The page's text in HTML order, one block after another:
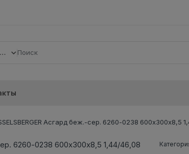
Все категории
Асгард беж.-сер. 6260-0238 600х300х8,5